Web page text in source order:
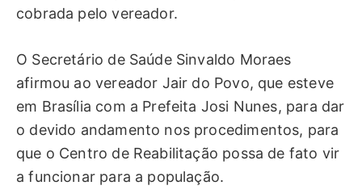
cobrada pelo vereador.
O Secretário de Saúde Sinvaldo Moraes
afirmou ao vereador Jair do Povo, que esteve
em Brasília com a Prefeita Josi Nunes, para dar
o devido andamento nos procedimentos, para
que o Centro de Reabilitação possa de fato vir
a funcionar para a população.